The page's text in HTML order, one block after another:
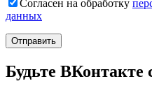
Согласен на обработку
данных
Отправить
Будьте ВКонтакте